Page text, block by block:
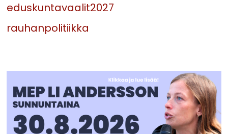
eduskuntavaalit2027
rauhanpolitiikka